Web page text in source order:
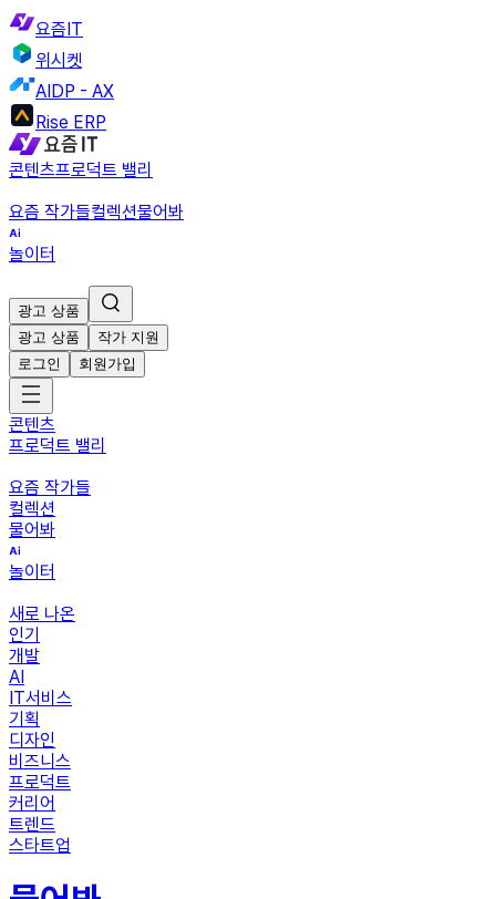
요즘IT
위시켓
AIDP - AX
Rise ERP
콘텐츠프로덕트 밸리
요즘 작가들컬렉션물어봐
놀이터
광고 상품
광고 상품
작가 지원
로그인
회원가입
콘텐츠
프로덕트 밸리
요즘 작가들
컬렉션
물어봐
놀이터
새로 나온
인기
개발
AI
IT서비스
기획
디자인
비즈니스
프로덕트
커리어
트렌드
스타트업